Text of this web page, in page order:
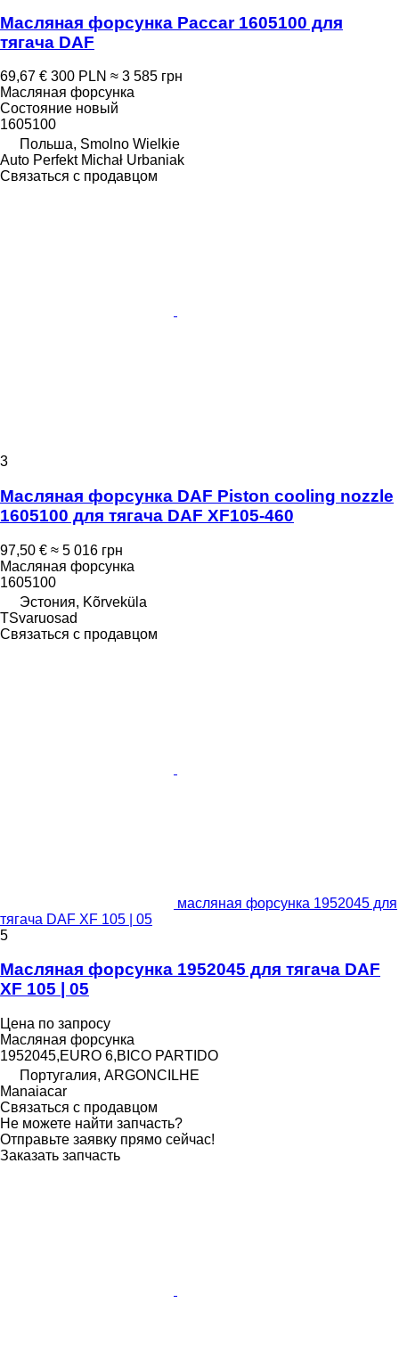
Масляная форсунка Paccar 1605100 для
тягача DAF
69,67 € 300 PLN ≈ 3 585 грн
Масляная форсунка
Состояние новый
1605100
Польша, Smolno Wielkie
Auto Perfekt Michał Urbaniak
Связаться с продавцом
3
Масляная форсунка DAF Piston cooling nozzle
1605100 для тягача DAF XF105-460
97,50 € ≈ 5 016 грн
Масляная форсунка
1605100
Эстония, Kõrveküla
TSvaruosad
Связаться с продавцом
масляная форсунка 1952045 для
тягача DAF XF 105 | 05
5
Масляная форсунка 1952045 для тягача DAF
XF 105 | 05
Цена по запросу
Масляная форсунка
1952045,EURO 6,BICO PARTIDO
Португалия, ARGONCILHE
Manaiacar
Связаться с продавцом
Не можете найти запчасть?
Отправьте заявку прямо сейчас!
Заказать запчасть